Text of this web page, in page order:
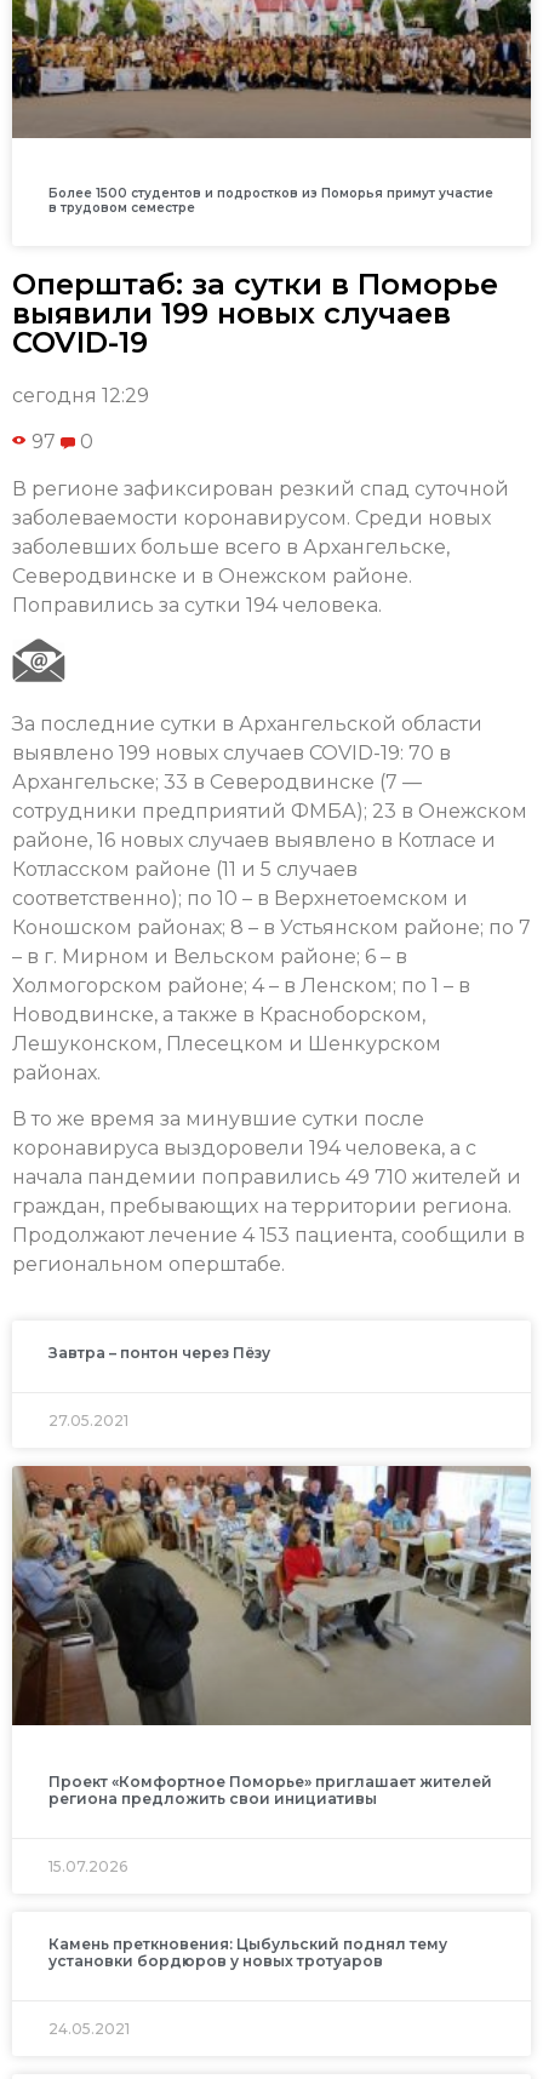
Более 1500 студентов и подростков из Поморья примут участие
в трудовом семестре
Оперштаб: за сутки в Поморье
выявили 199 новых случаев
COVID-19
сегодня 12:29
97 0
В регионе зафиксирован резкий спад суточной
заболеваемости коронавирусом. Среди новых
заболевших больше всего в Архангельске,
Северодвинске и в Онежском районе.
Поправились за сутки 194 человека.
За последние сутки в Архангельской области
выявлено 199 новых случаев COVID-19: 70 в
Архангельске; 33 в Северодвинске (7 —
сотрудники предприятий ФМБА); 23 в Онежском
районе, 16 новых случаев выявлено в Котласе и
Котласском районе (11 и 5 случаев
соответственно); по 10 – в Верхнетоемском и
Коношском районах; 8 – в Устьянском районе; по 7
– в г. Мирном и Вельском районе; 6 – в
Холмогорском районе; 4 – в Ленском; по 1 – в
Новодвинске, а также в Красноборском,
Лешуконском, Плесецком и Шенкурском
районах.
В то же время за минувшие сутки после
коронавируса выздоровели 194 человека, а с
начала пандемии поправились 49 710 жителей и
граждан, пребывающих на территории региона.
Продолжают лечение 4 153 пациента, сообщили в
региональном оперштабе.
Завтра – понтон через Пёзу
27.05.2021
Проект «Комфортное Поморье» приглашает жителей
региона предложить свои инициативы
15.07.2026
Камень преткновения: Цыбульский поднял тему
установки бордюров у новых тротуаров
24.05.2021